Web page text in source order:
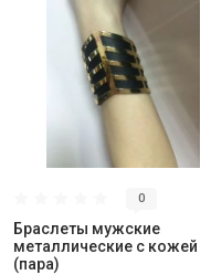
0
Браслеты мужские
металлические с кожей
(пара)